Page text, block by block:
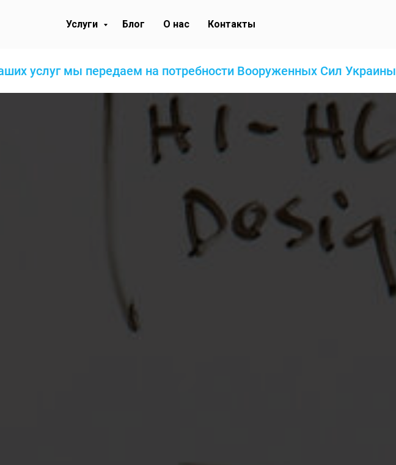
Услуги Блог О нас Контакты
услуг мы передаем на потребности Вооруженных Сил Украины